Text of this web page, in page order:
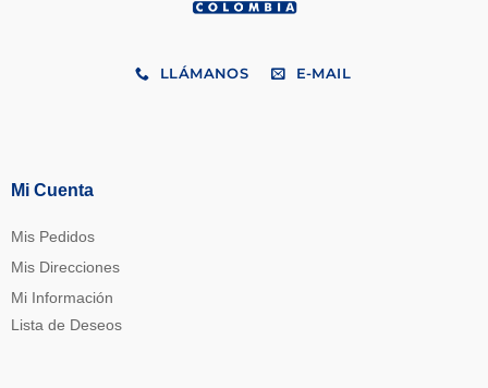
LLÁMANOS E-MAIL
Mi Cuenta
Mis Pedidos
Mis Direcciones
Mi Información
Lista de Deseos